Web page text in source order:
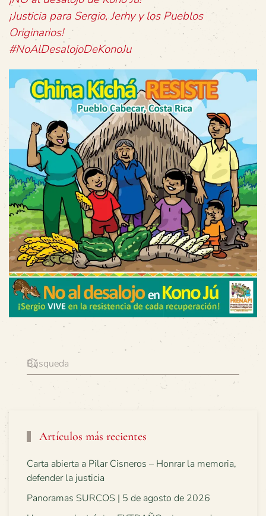
¡Justicia para Sergio, Jerhy y los Pueblos
Originarios!
#NoAlDesalojoDeKonoJu
Artículos más recientes
Carta abierta a Pilar Cisneros – Honrar la memoria,
defender la justicia
Panoramas SURCOS | 5 de agosto de 2026